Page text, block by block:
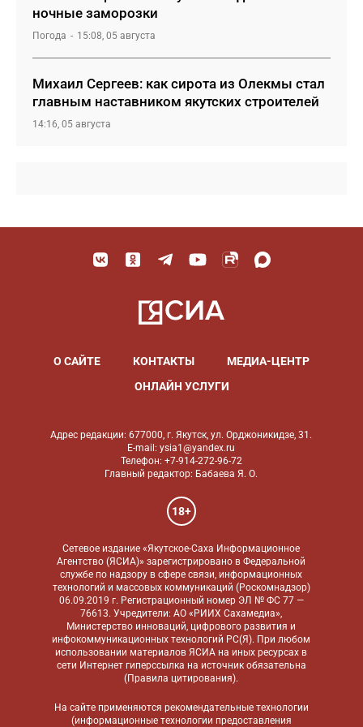
ночные заморозки
Погода 15:08, 05 августа
Михаил Сергеев: как сирота из Олекмы стал
главным наставником якутских строителей
14:16, 05 августа
О САЙТЕ КОНТАКТЫ
МЕДИА-ЦЕНТР
ОНЛАЙН УСЛУГИ
Адрес редакции: 677000, г. Якутск, ул. Орджоникидзе, 31.
E-mail: ysia1@yandex.ru
Телефон: +7-914-272-96-72
Главный редактор: Бабаева Я. О.
18+
Сетевое издание «Якутское-Саха Информационное
Агентство (ЯСИА)» зарегистрировано в Федеральной
службе по надзору в сфере связи, информационных
технологий и массовых коммуникаций (Роскомнадзор)
06.09.2019 г. Регистрационный номер ЭЛ № ФС 77 —
76613. Учредители: АО «РИИХ Сахамедиа»,
Министерство инноваций, цифрового развития и
инфокоммуникационных технологий РС(Я). При любом
использовании материалов ЯСИА на иных ресурсах в
сети Интернет гиперссылка на источник обязательна
(Правила цитирования).
На сайте применяются рекомендательные технологии
(информационные технологии предоставления